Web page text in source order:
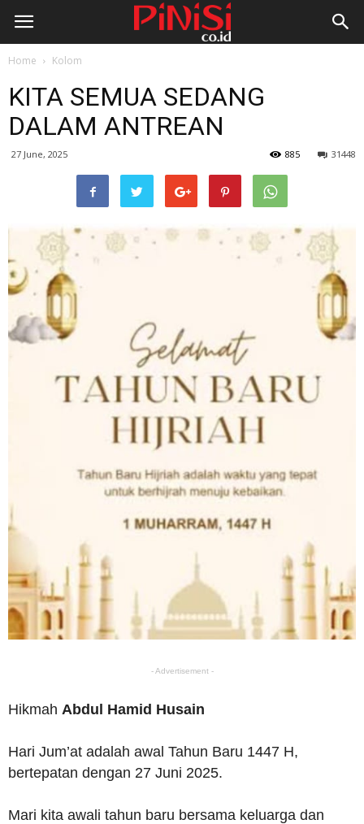
Home Kolom
KITA SEMUA SEDANG
DALAM ANTREAN
27 June, 2025 31448
885
- Advertisement -
Hikmah Abdul Hamid Husain
Hari Jum’at adalah awal Tahun Baru 1447 H,
bertepatan dengan 27 Juni 2025.
Mari kita awali tahun baru bersama keluarga dan